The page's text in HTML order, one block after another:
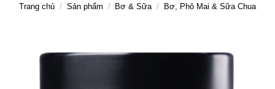
Trang chủ / Sản phẩm / Bơ & Sữa / Bơ, Phô Mai & Sữa Chua